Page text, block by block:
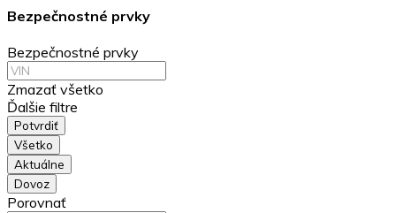
Bezpečnostné prvky
Bezpečnostné prvky
Zmazať všetko
Ďalšie filtre
Potvrdiť
Všetko
Aktuálne
Dovoz
Porovnať